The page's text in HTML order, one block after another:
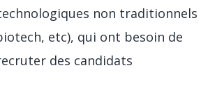
non traditionnels
etc), qui ont besoin de
des candidats